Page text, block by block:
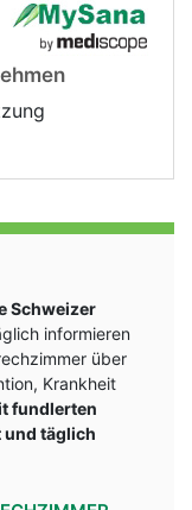
Schweizer
informieren
über
Krankheit
fundlerten
und täglich